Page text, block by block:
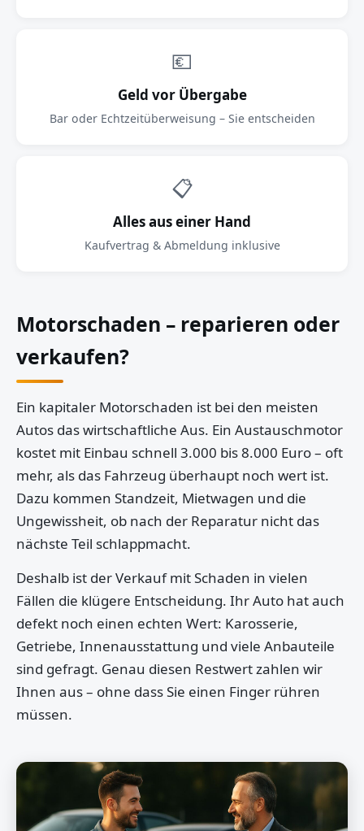
💶
Geld vor Übergabe
Bar oder Echtzeitüberweisung – Sie entscheiden
📋
Alles aus einer Hand
Kaufvertrag & Abmeldung inklusive
Motorschaden – reparieren oder
verkaufen?
Ein kapitaler Motorschaden ist bei den meisten
Autos das wirtschaftliche Aus. Ein Austauschmotor
kostet mit Einbau schnell 3.000 bis 8.000 Euro – oft
mehr, als das Fahrzeug überhaupt noch wert ist.
Dazu kommen Standzeit, Mietwagen und die
Ungewissheit, ob nach der Reparatur nicht das
nächste Teil schlappmacht.
Deshalb ist der Verkauf mit Schaden in vielen
Fällen die klügere Entscheidung. Ihr Auto hat auch
defekt noch einen echten Wert: Karosserie,
Getriebe, Innenausstattung und viele Anbauteile
sind gefragt. Genau diesen Restwert zahlen wir
Ihnen aus – ohne dass Sie einen Finger rühren
müssen.